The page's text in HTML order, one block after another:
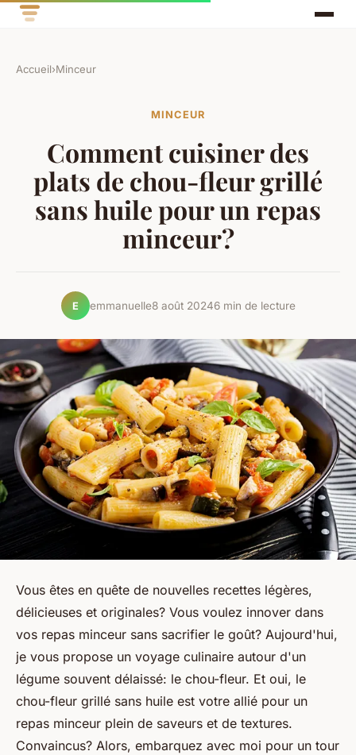
Accueil›Minceur
MINCEUR
Comment cuisiner des
plats de chou-fleur grillé
sans huile pour un repas
minceur?
E emmanuelle8 août 20246 min de lecture
Vous êtes en quête de nouvelles recettes légères,
délicieuses et originales? Vous voulez innover dans
vos repas minceur sans sacrifier le goût? Aujourd'hui,
je vous propose un voyage culinaire autour d'un
légume souvent délaissé: le chou-fleur. Et oui, le
chou-fleur grillé sans huile est votre allié pour un
repas minceur plein de saveurs et de textures.
Convaincus? Alors, embarquez avec moi pour un tour